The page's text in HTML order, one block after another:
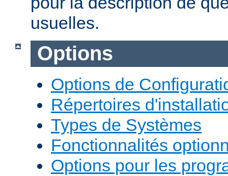
usuelles.
Options
Options de
Répertoires
Types de Systèmes
Fonctionnalités
Options pour les